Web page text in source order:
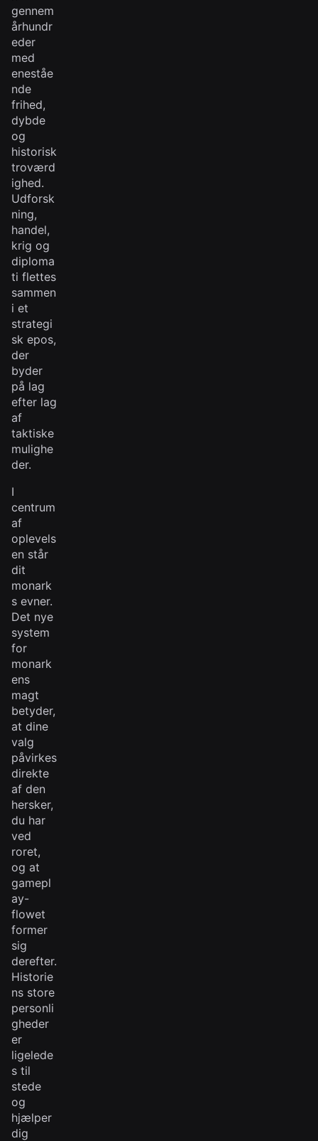
gennem
århundr
eder
med
eneståe
nde
frihed,
dybde
og
historisk
troværd
ighed.
Udforsk
ning,
handel,
krig og
diploma
ti flettes
sammen
i et
strategi
sk epos,
der
byder
på lag
efter lag
af
taktiske
mulighe
der.
I
centrum
af
oplevels
en står
dit
monark
s evner.
Det nye
system
for
monark
ens
magt
betyder,
at dine
valg
påvirkes
direkte
af den
hersker,
du har
ved
roret,
og at
gamepl
ay-
flowet
former
sig
derefter.
Historie
ns store
personli
gheder
er
ligelede
s til
stede
og
hjælper
dig